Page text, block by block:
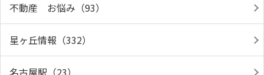
不動産 お悩み（93）
星ヶ丘情報（332）
名古屋駅（23）